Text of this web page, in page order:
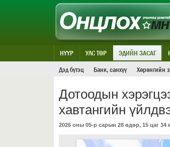
НҮҮР УЛС ТӨР ЭДИЙН ЗАСАГ
Дэд бүтэц
Банк, санхүү Хөрөнгийн
Дотоодын
хавтангийн
2026 оны 05-р сарын 28 өдөр, 15 цаг 34